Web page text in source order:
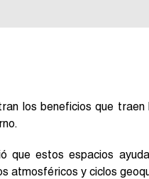
los beneficios que traen
que estos espacios
atmosféricos y ciclos